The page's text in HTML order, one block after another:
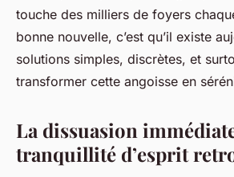
touche des milliers de foyers
bonne nouvelle, c’est qu’il existe
solutions simples, discrètes, et
transformer cette angoisse en
La dissuasion
tranquillité d’esprit